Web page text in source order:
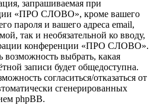
запрашиваемая при
«ПРО СЛОВО», кроме вашего
пароля и вашего адреса email,
так и необязательной ко вводу,
конференции «ПРО СЛОВО».
возможность выбрать, какая
записи будет общедоступна.
согласиться/отказаться от
сгенерированных
phpBB.